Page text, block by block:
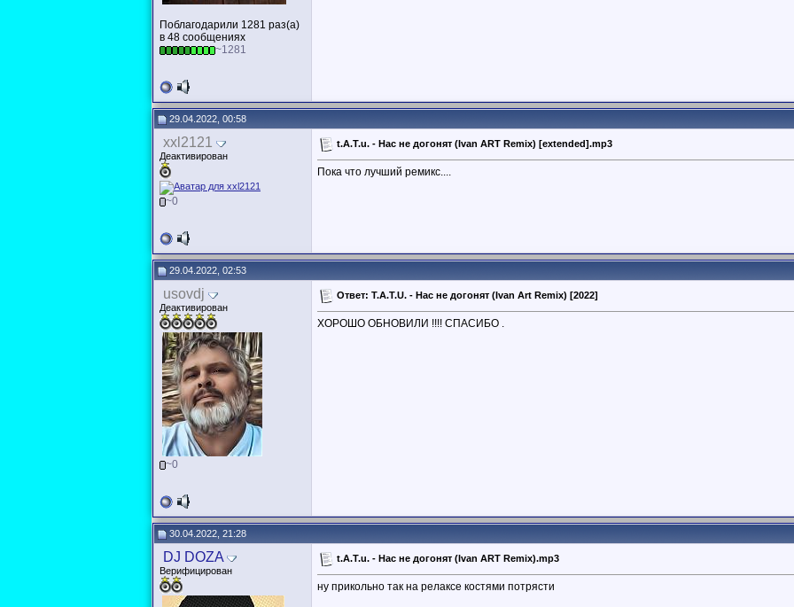
Поблагодарили 1281 раз(а)
в 48 сообщениях
~1281
29.04.2022, 00:58
xxl2121
Деактивирован
~0
t.A.T.u. - Нас не догонят (Ivan ART Remix) [extended].mp3
Пока что лучший ремикс....
29.04.2022, 02:53
usovdj
Деактивирован
~0
Ответ: T.A.T.U. - Нас не догонят (Ivan Art Remix) [2022]
ХОРОШО ОБНОВИЛИ !!!! СПАСИБО .
30.04.2022, 21:28
DJ DOZA
Верифицирован
t.A.T.u. - Нас не догонят (Ivan ART Remix).mp3
ну прикольно так на релаксе костями потрясти